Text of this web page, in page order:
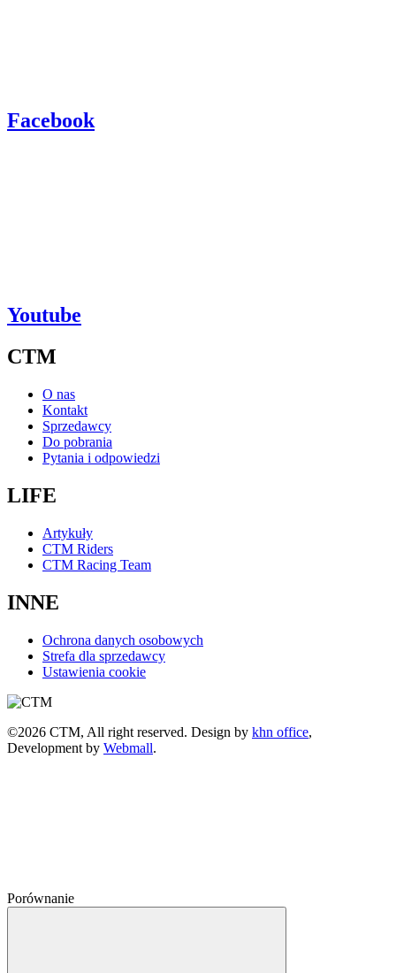
Facebook
Youtube
CTM
O nas
Kontakt
Sprzedawcy
Do pobrania
Pytania i odpowiedzi
LIFE
Artykuły
CTM Riders
CTM Racing Team
INNE
Ochrona danych osobowych
Strefa dla sprzedawcy
Ustawienia cookie
©2026 CTM, All right reserved. Design by khn office,
Development by Webmall.
Porównanie